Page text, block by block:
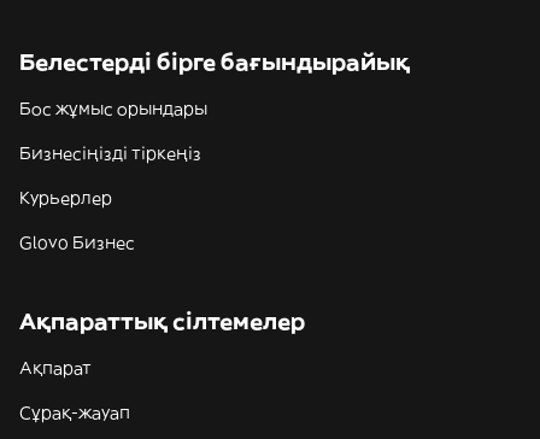
Белестерді бірге бағындырайық
Бос жұмыс орындары
Бизнесіңізді тіркеңіз
Курьерлер
Glovo Бизнес
Ақпараттық сілтемелер
Ақпарат
Сұрақ-жауап